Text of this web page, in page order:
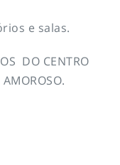
e salas.
DO CENTRO